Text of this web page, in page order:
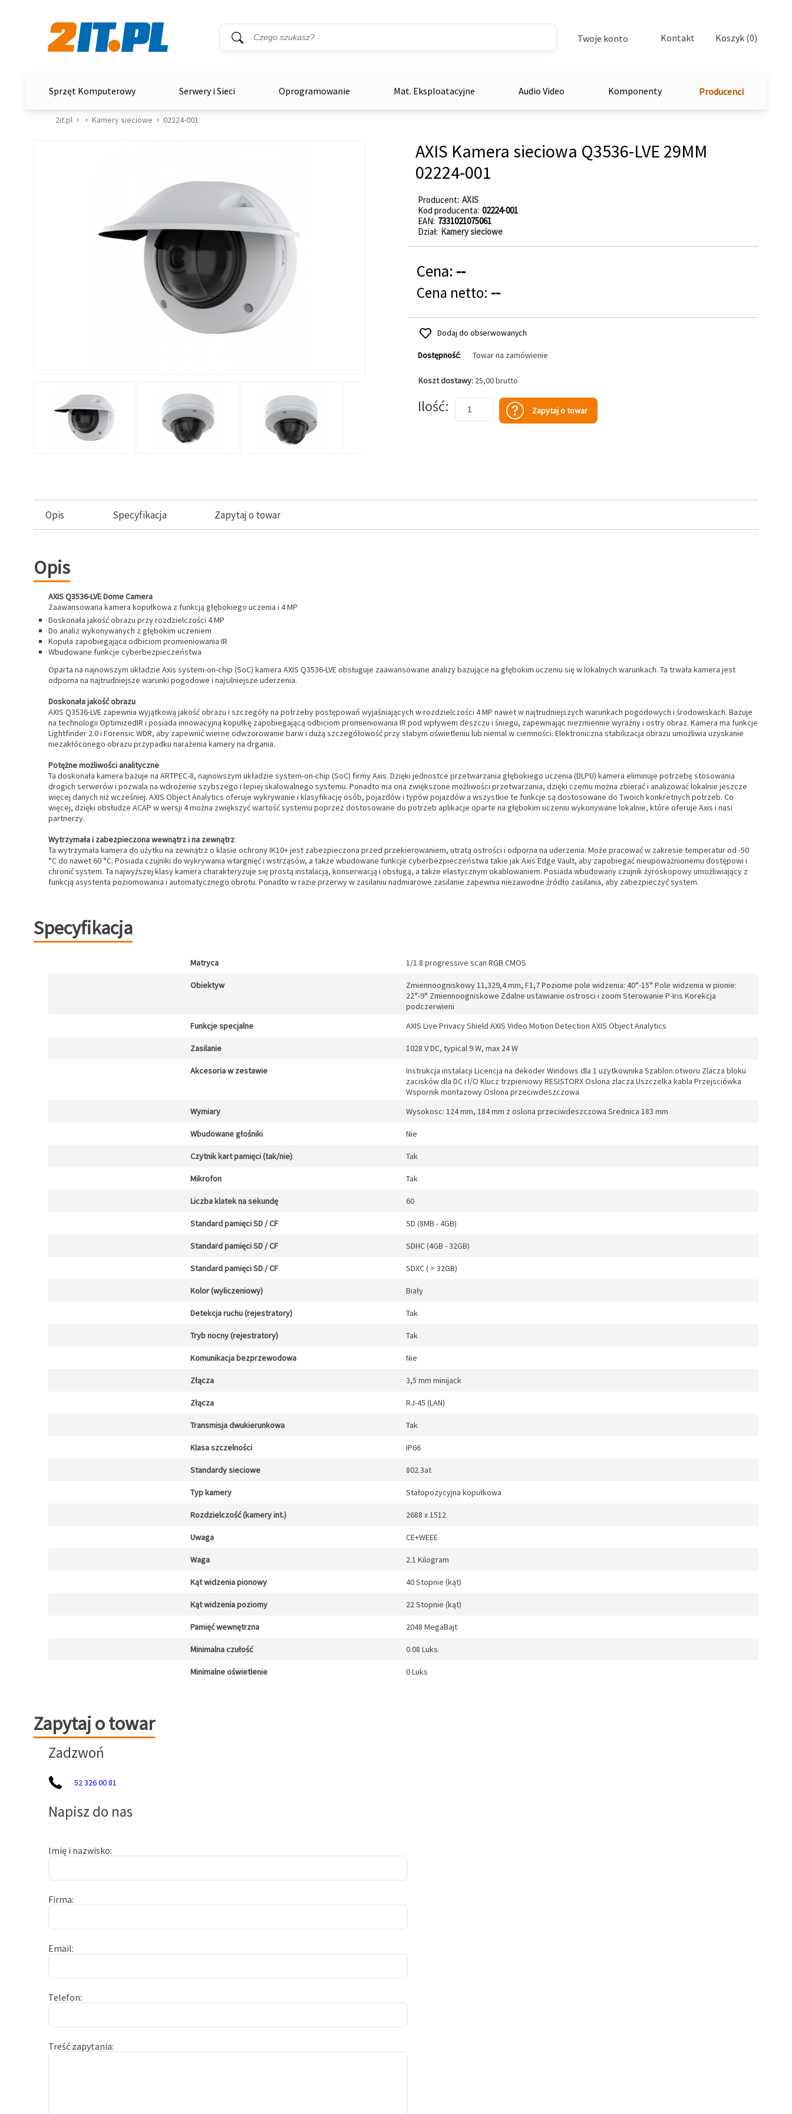
Wyszukiwarka
Słowo kluczowe
Twoje konto Kontakt Koszyk (0)
Sprzęt Komputerowy Serwery i Sieci Oprogramowanie Mat. Eksploatacyjne Audio Video Komponenty Producenci
2it.pl Kamery sieciowe 02224-001
AXIS Kamera sieciowa Q3536-LVE 29MM
02224-001
Producent AXIS
Kod producenta 02224-001
EAN 7331021075061
Dział Kamery sieciowe
Cena: --
Cena netto: --
Dodaj do obserwowanych
Dostępność: Towar na zamówienie
Koszt dostawy: 25,00 brutto
Ilość Zapytaj o towar
Opis Specyfikacja Zapytaj o towar
Opis
AXIS Q3536-LVE Dome Camera
Zaawansowana kamera kopułkowa z funkcją głębokiego uczenia i 4 MP
Doskonała jakość obrazu przy rozdzielczości 4 MP
Do analiz wykonywanych z głębokim uczeniem
Kopuła zapobiegająca odbiciom promieniowania IR
Wbudowane funkcje cyberbezpieczeństwa
Oparta na najnowszym układzie Axis system-on-chip (SoC) kamera AXIS Q3536-LVE obsługuje zaawansowane analizy bazujące na głębokim uczeniu się w lokalnych warunkach. Ta trwała kamera jest
odporna na najtrudniejsze warunki pogodowe i najsilniejsze uderzenia.
Doskonała jakość obrazu
AXIS Q3536-LVE zapewnia wyjątkową jakość obrazu i szczegóły na potrzeby postępowań wyjaśniających w rozdzielczości 4 MP nawet w najtrudniejszych warunkach pogodowych i środowiskach. Bazuje
na technologii OptimizedIR i posiada innowacyjną kopułkę zapobiegającą odbiciom promieniowania IR pod wpływem deszczu i śniegu, zapewniając niezmiennie wyraźny i ostry obraz. Kamera ma funkcje
Lightfinder 2.0 i Forensic WDR, aby zapewnić wierne odwzorowanie barw i dużą szczegółowość przy słabym oświetleniu lub niemal w ciemności. Elektroniczna stabilizacja obrazu umożliwia uzyskanie
niezakłóconego obrazu przypadku narażenia kamery na drgania.
Potężne możliwości analityczne
Ta doskonała kamera bazuje na ARTPEC-8, najnowszym układzie system-on-chip (SoC) firmy Axis. Dzięki jednostce przetwarzania głębokiego uczenia (DLPU) kamera eliminuje potrzebę stosowania
drogich serwerów i pozwala na wdrożenie szybszego i lepiej skalowalnego systemu. Ponadto ma ona zwiększone możliwości przetwarzania, dzięki czemu można zbierać i analizować lokalnie jeszcze
więcej danych niż wcześniej. AXIS Object Analytics oferuje wykrywanie i klasyfikację osób, pojazdów i typów pojazdów a wszystkie te funkcje są dostosowane do Twoich konkretnych potrzeb. Co
więcej, dzięki obsłudze ACAP w wersji 4 można zwiększyć wartość systemu poprzez dostosowane do potrzeb aplikacje oparte na głębokim uczeniu wykonywane lokalnie, które oferuje Axis i nasi
partnerzy.
Wytrzymała i zabezpieczona wewnątrz i na zewnątrz
Ta wytrzymała kamera do użytku na zewnątrz o klasie ochrony IK10+ jest zabezpieczona przed przekierowaniem, utratą ostrości i odporna na uderzenia. Może pracować w zakresie temperatur od -50
°C do nawet 60 °C. Posiada czujniki do wykrywania wtargnięć i wstrząsów, a także wbudowane funkcje cyberbezpieczeństwa takie jak Axis Edge Vault, aby zapobiegać nieupoważnionemu dostępowi i
chronić system. Ta najwyższej klasy kamera charakteryzuje się prostą instalacją, konserwacją i obsługą, a także elastycznym okablowaniem. Posiada wbudowany czujnik żyroskopowy umożliwiający z
funkcją asystenta poziomowania i automatycznego obrotu. Ponadto w razie przerwy w zasilaniu nadmiarowe zasilanie zapewnia niezawodne źródło zasilania, aby zabezpieczyć system.
Specyfikacja
Matryca 1/1.8 progressive scan RGB CMOS
Obiektyw
Zmiennoogniskowy 11,329,4 mm, F1,7 Poziome pole widzenia: 40°-15° Pole widzenia w pionie:
22°-9° Zmiennoogniskowe Zdalne ustawianie ostrosci i zoom Sterowanie P-Iris Korekcja
podczerwieni
Funkcje specjalne
AXIS Live Privacy Shield AXIS Video Motion Detection AXIS Object Analytics
Zasilanie 1028 V DC, typical 9 W, max 24 W
Akcesoria w zestawie
Instrukcja instalacji Licencja na dekoder Windows dla 1 uzytkownika Szablon otworu Zlacza bloku
zacisków dla DC i I/O Klucz trzpieniowy RESISTORX Oslona zlacza Uszczelka kabla Przejsciówka
Wspornik montazowy Oslona przeciwdeszczowa
Wymiary
Wysokosc: 124 mm, 184 mm z oslona przeciwdeszczowa Srednica 183 mm
Wbudowane głośniki Nie
Czytnik kart pamięci (tak/nie) Tak
Mikrofon Tak
Liczba klatek na sekundę 60
Standard pamięci SD / CF SD (8MB - 4GB)
Standard pamięci SD / CF SDHC (4GB - 32GB)
Standard pamięci SD / CF SDXC ( > 32GB)
Kolor (wyliczeniowy) Biały
Detekcja ruchu (rejestratory) Tak
Tryb nocny (rejestratory) Tak
Komunikacja bezprzewodowa Nie
Złącza 3,5 mm minijack
Złącza RJ-45 (LAN)
Transmisja dwukierunkowa Tak
Klasa szczelności IP66
Standardy sieciowe 802.3at
Typ kamery Stałopozycyjna kopułkowa
Rozdzielczość (kamery int.) 2688 x 1512
Uwaga CE+WEEE
Waga 2.1 Kilogram
Kąt widzenia pionowy 40 Stopnie (kąt)
Kąt widzenia poziomy 22 Stopnie (kąt)
Pamięć wewnętrzna 2048 MegaBajt
Minimalna czułość 0.08 Luks
Minimalne oświetlenie 0 Luks
Zapytaj o towar
Zapytaj o towar
Zadzwoń
52 326 00 81
Napisz do nas
Imię i nazwisko
Firma
Email
Telefon
Treść zapytania